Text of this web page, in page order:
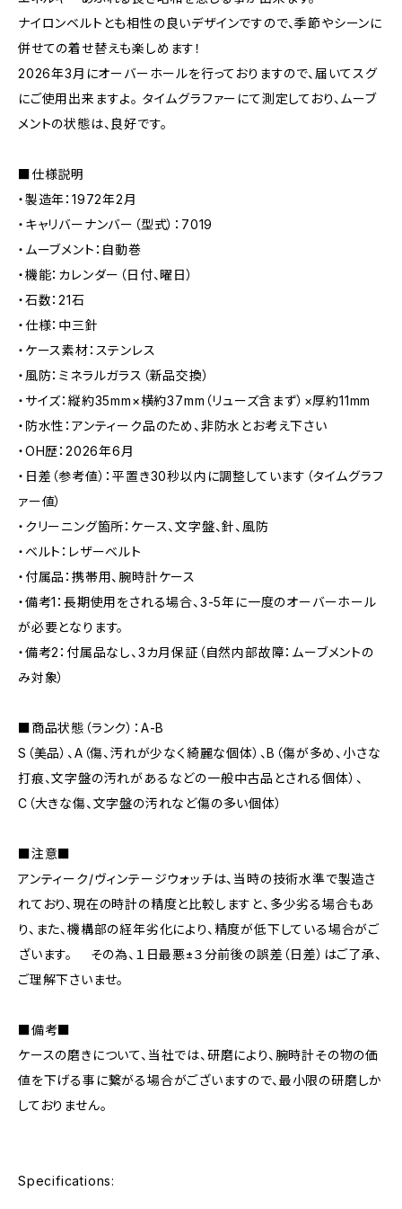
ナイロンベルトとも相性の良いデザインですので、季節やシーンに
併せての着せ替えも楽しめます！
2026年3月にオーバーホールを行っておりますので、届いてスグ
にご使用出来ますよ。 タイムグラファーにて測定しており、ムーブ
メントの状態は、良好です。
■仕様説明
・製造年：1972年2月
・キャリバーナンバー（型式）：7019
・ムーブメント：自動巻
・機能：カレンダー（日付、曜日）
・石数：21石
・仕様：中三針
・ケース素材：ステンレス
・風防：ミネラルガラス（新品交換）
・サイズ：縦約35mm×横約37mm（リューズ含まず）×厚約11mm
・防水性：アンティーク品のため、非防水とお考え下さい
・OH歴：2026年6月
・日差（参考値）：平置き30秒以内に調整しています（タイムグラフ
ァー値）
・クリーニング箇所：ケース、文字盤、針、風防
・ベルト：レザーベルト
・付属品：携帯用、腕時計ケース
・備考1：長期使用をされる場合、3-5年に一度のオーバーホール
が必要となります。
・備考2：付属品なし、3カ月保証（自然内部故障：ムーブメントの
み対象）
■商品状態（ランク）：A-B
S（美品）、A（傷、汚れが少なく綺麗な個体）、B（傷が多め、小さな
打痕、文字盤の汚れがあるなどの一般中古品とされる個体）、
C（大きな傷、文字盤の汚れなど傷の多い個体）
■注意■
アンティーク/ヴィンテージウォッチは、当時の技術水準で製造さ
れており、現在の時計の精度と比較しますと、多少劣る場合もあ
り、また、機構部の経年劣化により、精度が低下している場合がご
ざいます。 その為、１日最悪±３分前後の誤差（日差）はご了承、
ご理解下さいませ。
■備考■
ケースの磨きについて、当社では、研磨により、腕時計その物の価
値を下げる事に繋がる場合がございますので、最小限の研磨しか
しておりません。
Specifications: